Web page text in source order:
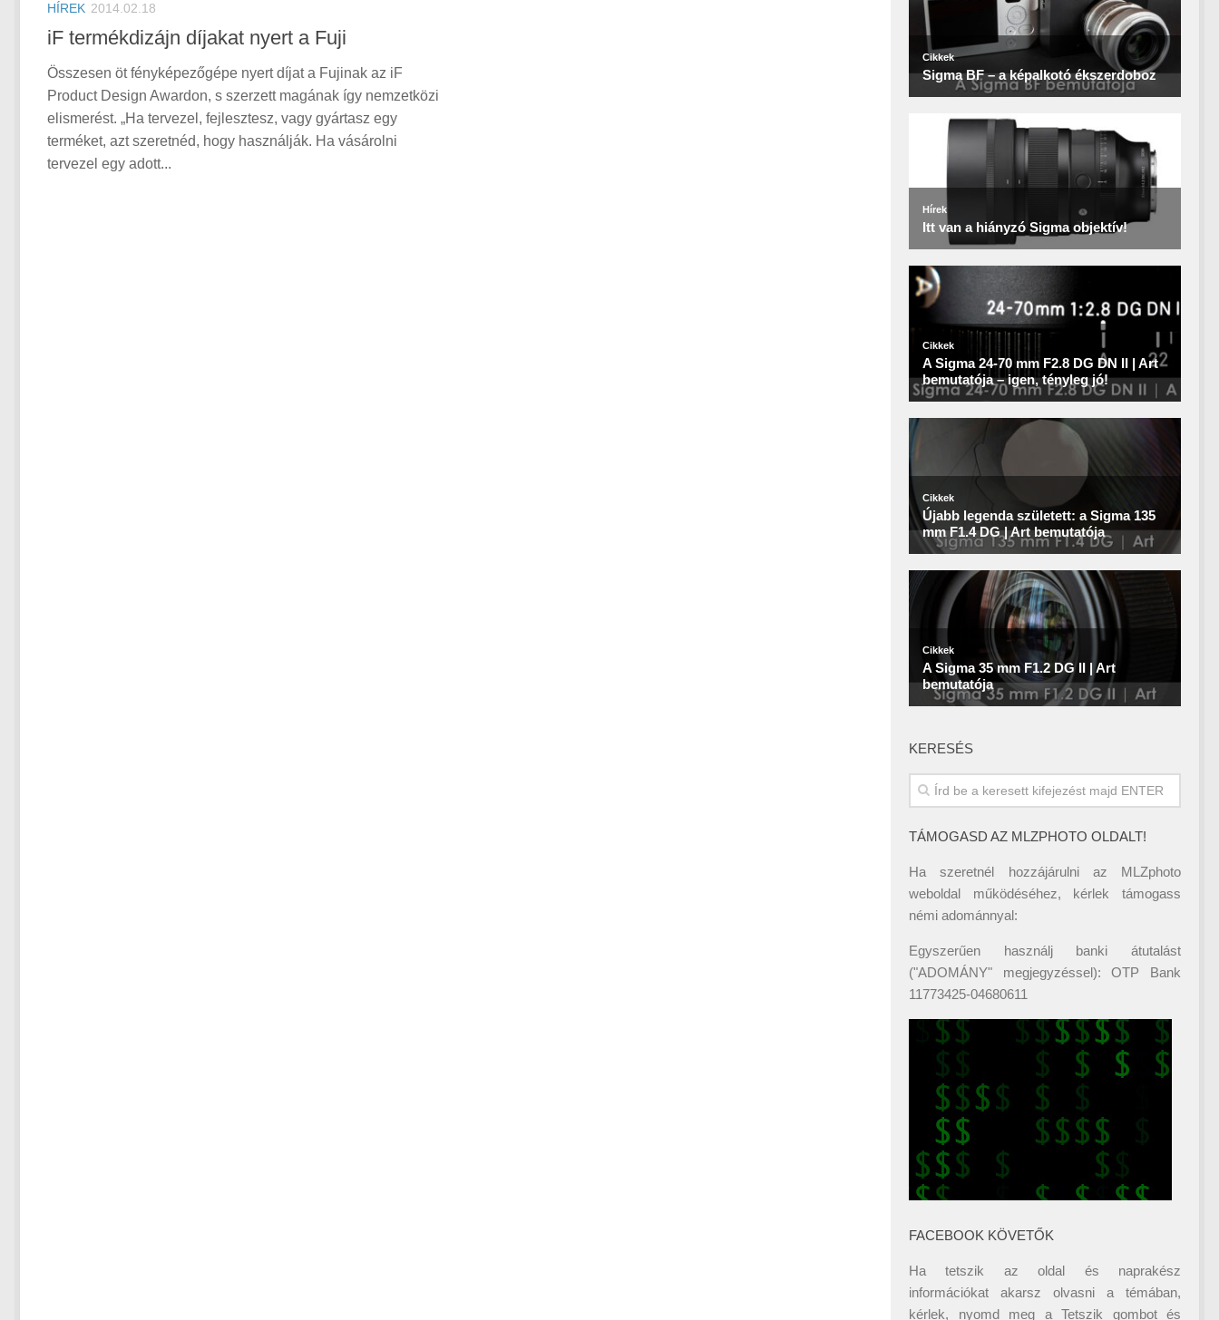
HÍREK 2014.02.18
iF termékdizájn díjakat nyert a Fuji
Összesen öt fényképezőgépe nyert díjat a Fujinak az iF
Product Design Awardon, s szerzett magának így nemzetközi
elismerést. „Ha tervezel, fejlesztesz, vagy gyártasz egy
terméket, azt szeretnéd, hogy használják. Ha vásárolni
tervezel egy adott...
KERESÉS
TÁMOGASD AZ MLZPHOTO OLDALT!
Ha szeretnél hozzájárulni az MLZphoto
weboldal működéséhez, kérlek támogass
némi adománnyal:
Egyszerűen használj banki átutalást
("ADOMÁNY" megjegyzéssel): OTP Bank
11773425-04680611
FACEBOOK KÖVETŐK
Ha tetszik az oldal és naprakész
információkat akarsz olvasni a témában,
kérlek, nyomd meg a Tetszik gombot és